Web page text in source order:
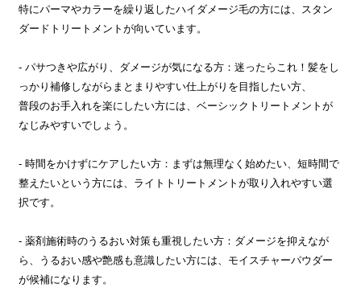
特にパーマやカラーを繰り返したハイダメージ毛の方には、スタン
ダードトリートメントが向いています。
- パサつきや広がり、ダメージが気になる方：迷ったらこれ！髪をし
っかり補修しながらまとまりやすい仕上がりを目指したい方、
普段のお手入れを楽にしたい方には、ベーシックトリートメントが
なじみやすいでしょう。
- 時間をかけずにケアしたい方：まずは無理なく始めたい、短時間で
整えたいという方には、ライトトリートメントが取り入れやすい選
択です。
- 薬剤施術時のうるおい対策も重視したい方：ダメージを抑えなが
ら、うるおい感や艶感も意識したい方には、モイスチャーパウダー
が候補になります。